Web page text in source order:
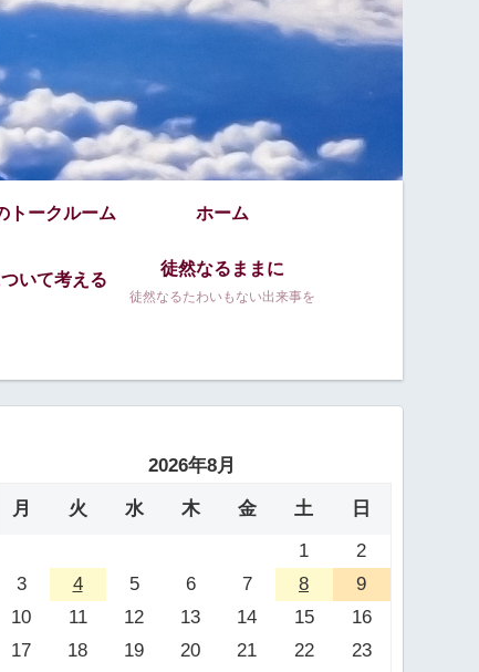
トークルーム ホーム
いて考える
徒然なるままに
徒然なるたわいもない出来事を
2026年8月
月 火 水 木 金 土
日
1
2
3
4 5 6 7 8
9
10
11 12 13 14 15
16
17
18 19 20 21 22
23